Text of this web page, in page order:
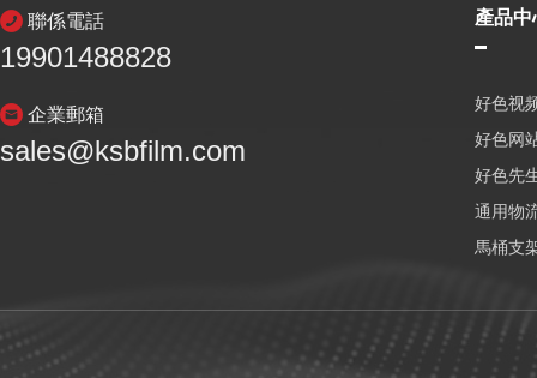
聯係電話
19901488828
企業郵箱
sales@ksbfilm.com
產品中
好色视
好色网
好色先
通用物
馬桶支